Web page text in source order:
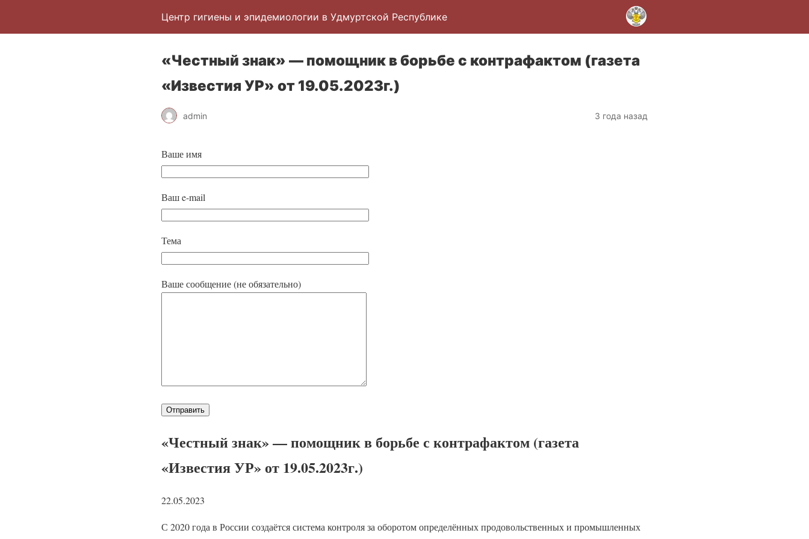
Центр гигиены и эпидемиологии в Удмуртской Республике
«Честный знак» — помощник в борьбе с контрафактом (газета
«Известия УР» от 19.05.2023г.)
admin 3 года назад
Ваше имя
Ваш e-mail
Тема
Ваше сообщение (не обязательно)
«Честный знак» — помощник в борьбе с контрафактом (газета
«Известия УР» от 19.05.2023г.)
22.05.2023
С 2020 года в России создаётся система контроля за оборотом определённых продовольственных и промышленных